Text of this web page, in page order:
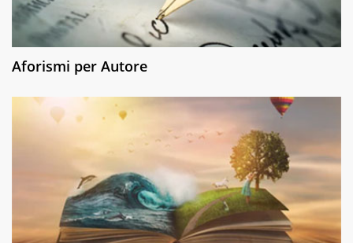
Aforismi per Autore